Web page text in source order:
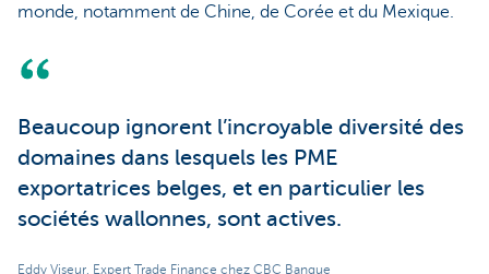
monde, notamment de Chine, de Corée et du Mexique.
Beaucoup ignorent l’incroyable diversité des
domaines dans lesquels les PME
exportatrices belges, et en particulier les
sociétés wallonnes, sont actives.
Eddy Viseur, Expert Trade Finance chez CBC Banque